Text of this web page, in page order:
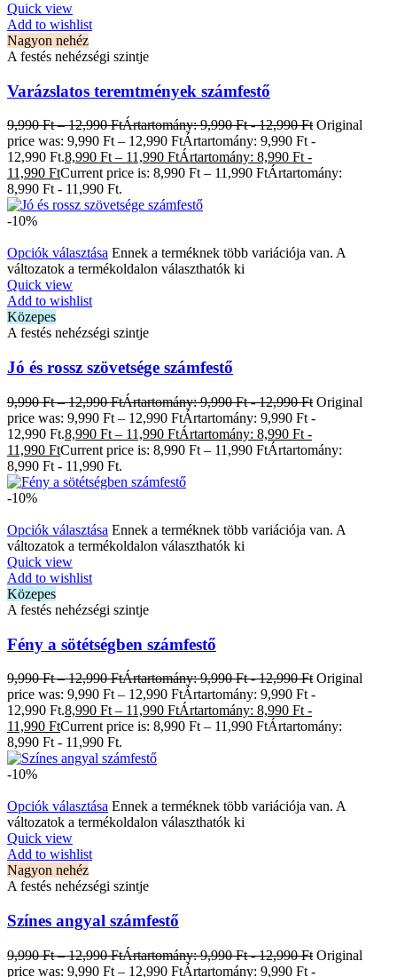
Quick view
Add to wishlist
Nagyon nehéz
A festés nehézségi szintje
Varázslatos teremtmények számfestő
9,990Ft – 12,990FtÁrtartomány: 9,990 Ft - 12,990 Ft Original
price was: 9,990 Ft – 12,990 FtÁrtartomány: 9,990 Ft -
12,990 Ft.8,990 Ft – 11,990 FtÁrtartomány: 8,990 Ft -
11,990 FtCurrent price is: 8,990 Ft – 11,990 FtÁrtartomány:
8,990 Ft - 11,990 Ft.
-10%
Opciók választása Ennek a terméknek több variációja van. A
változatok a termékoldalon választhatók ki
Quick view
Add to wishlist
Közepes
A festés nehézségi szintje
Jó és rossz szövetsége számfestő
9,990Ft – 12,990FtÁrtartomány: 9,990 Ft - 12,990 Ft Original
price was: 9,990 Ft – 12,990 FtÁrtartomány: 9,990 Ft -
12,990 Ft.8,990 Ft – 11,990 FtÁrtartomány: 8,990 Ft -
11,990 FtCurrent price is: 8,990 Ft – 11,990 FtÁrtartomány:
8,990 Ft - 11,990 Ft.
-10%
Opciók választása Ennek a terméknek több variációja van. A
változatok a termékoldalon választhatók ki
Quick view
Add to wishlist
Közepes
A festés nehézségi szintje
Fény a sötétségben számfestő
9,990Ft – 12,990FtÁrtartomány: 9,990 Ft - 12,990 Ft Original
price was: 9,990 Ft – 12,990 FtÁrtartomány: 9,990 Ft -
12,990 Ft.8,990 Ft – 11,990 FtÁrtartomány: 8,990 Ft -
11,990 FtCurrent price is: 8,990 Ft – 11,990 FtÁrtartomány:
8,990 Ft - 11,990 Ft.
-10%
Opciók választása Ennek a terméknek több variációja van. A
változatok a termékoldalon választhatók ki
Quick view
Add to wishlist
Nagyon nehéz
A festés nehézségi szintje
Színes angyal számfestő
9,990Ft – 12,990FtÁrtartomány: 9,990 Ft - 12,990 Ft Original
price was: 9,990 Ft – 12,990 FtÁrtartomány: 9,990 Ft -